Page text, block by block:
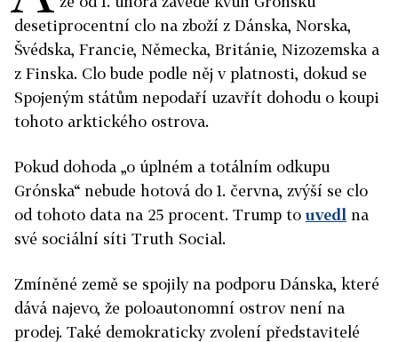
desetiprocentní clo na zboží z Dánska, Norska,
Švédska, Francie, Německa, Británie, Nizozemska a
z Finska. Clo bude podle něj v platnosti, dokud se
Spojeným státům nepodaří uzavřít dohodu o koupi
tohoto arktického ostrova.
Pokud dohoda „o úplném a totálním odkupu
Grónska“ nebude hotová do 1. června, zvýší se clo
od tohoto data na 25 procent. Trump touvedl na
své sociální síti Truth Social.
Zmíněné země se spojily na podporu Dánska, které
dává najevo, že poloautonomní ostrov není na
prodej. Také demokraticky zvolení představitelé